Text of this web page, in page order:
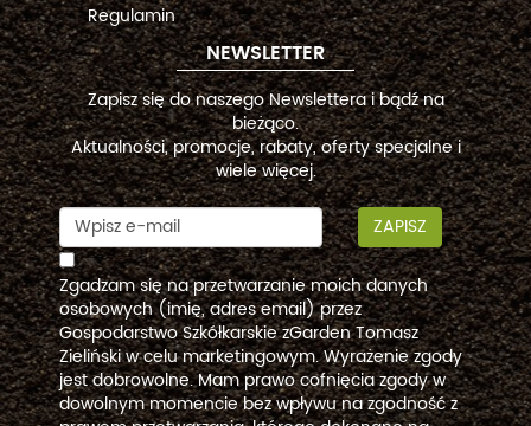
Regulamin
NEWSLETTER
Zapisz się do naszego Newslettera i bądź na
bieżąco.
Aktualności, promocje, rabaty, oferty specjalne i
wiele więcej.
ZAPISZ
Zgadzam się na przetwarzanie moich danych
osobowych (imię, adres email) przez
Gospodarstwo Szkółkarskie zGarden Tomasz
Zieliński w celu marketingowym. Wyrażenie zgody
jest dobrowolne. Mam prawo cofnięcia zgody w
dowolnym momencie bez wpływu na zgodność z